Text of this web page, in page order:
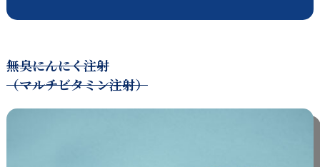
無臭にんにく注射
（マルチビタミン注射）